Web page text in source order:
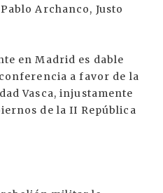
Archanco, Justo
en Madrid es dable
a favor de la
Vasca, injustamente
de la II República